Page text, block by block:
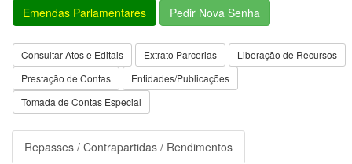
Emendas Parlamentares
Pedir Nova Senha
Consultar Atos e Editais Extrato Parcerias
Liberação de Recursos
Prestação de Contas
Entidades/Publicações
Tomada de Contas Especial
Repasses / Contrapartidas / Rendimentos